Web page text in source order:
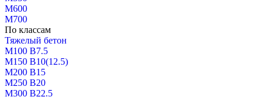
М600
М700
По классам
Тяжелый бетон
М100 В7.5
М150 В10(12.5)
М200 В15
М250 В20
М300 В22.5